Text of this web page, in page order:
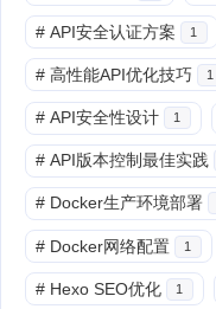
# API安全认证方案 1
# 高性能API优化技巧 1
# API安全性设计 1
# API版本控制最佳实践
# Docker生产环境部署
# Docker网络配置 1
# Hexo SEO优化 1